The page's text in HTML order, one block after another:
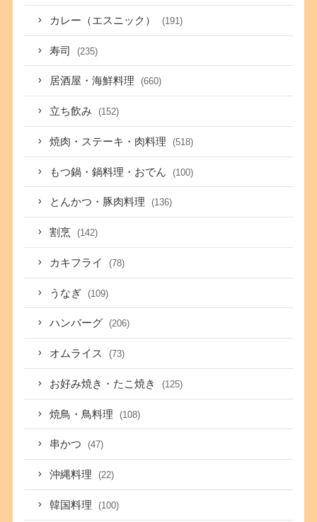
カレー（エスニック） (191)
寿司 (235)
居酒屋・海鮮料理 (660)
立ち飲み (152)
焼肉・ステーキ・肉料理 (518)
もつ鍋・鍋料理・おでん (100)
とんかつ・豚肉料理 (136)
割烹 (142)
カキフライ (78)
うなぎ (109)
ハンバーグ (206)
オムライス (73)
お好み焼き・たこ焼き (125)
焼鳥・鳥料理 (108)
串かつ (47)
沖縄料理 (22)
韓国料理 (100)